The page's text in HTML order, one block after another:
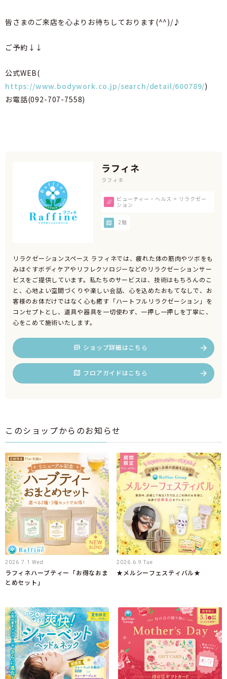
皆さまのご来店を心よりお待ちしております(^^)/♪
ご予約↓↓
公式WEB(
https://www.bodywork.co.jp/search/detail/600789/)
お電話(092-707-7558)
ラフィネ
ラフィネ
ビューティー・ヘルス > リラクゼー
ション
2階
リラクゼーションスペース ラフィネでは、疲れた体の筋肉やツボをも
みほぐすボディケアやリフレクソロジーなどのリラクゼーションサー
ビスをご提供しています。私たちのサービスは、技術はもちろんのこ
と、心地よい空間づくりや楽しい会話、心を込めたおもてなしで、お
客様のお体だけではなく心も癒す「ハートフルリラクゼーション」を
コンセプトとし、道具や器具を一切使わず、一押し一押しを丁寧に、
心をこめて施術いたします。
ショップ詳細はこちら
フロアガイドはこちら
このショップからのお知らせ
2026.7.1 Wed
ラフィネハーブティー「お得なおま
とめセット」
2026.6.9 Tue
★メルシーフェスティバル★